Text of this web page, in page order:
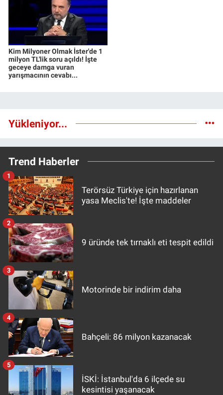
Kim Milyoner Olmak İster'de 1
milyon TL'lik soru açıldı! İşte
geceye damga vuran
yarışmacının cevabı...
Yükleniyor...
Trend Haberler
Terörsüz Türkiye için hazırlanan
yasa Meclis'te! İşte maddeler
1
9 üründe tek tırnaklı eti tespit edildi
2
Motorinde bir indirim daha
3
Bahçeli: 86 milyon kazanacak
4
İSKİ: İstanbul'da 6 ilçede su
kesintisi yaşanacak
5